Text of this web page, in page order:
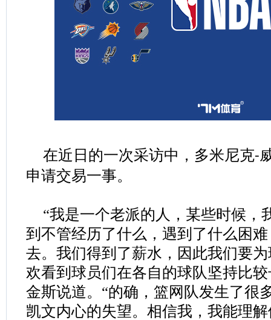
在近日的一次采访中，多米尼克-
申请交易一事。
“我是一个老派的人，某些时候，
到不管经历了什么，遇到了什么困
去。我们得到了薪水，因此我们要
欢看到球员们在各自的球队坚持比
金斯说道。“的确，篮网队发生了很
凯文内心的失望。相信我，我能理